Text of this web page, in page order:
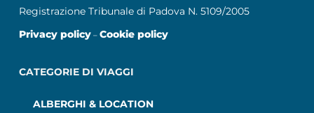
Registrazione Tribunale di Padova N. 5109/2005
Privacy policy– Cookie policy
CATEGORIE DI VIAGGI
ALBERGHI & LOCATION